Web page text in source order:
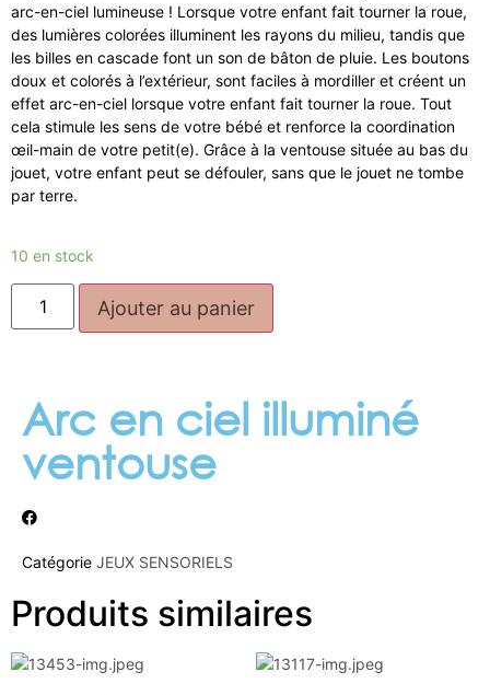
arc-en-ciel lumineuse ! Lorsque votre enfant fait tourner la roue,
des lumières colorées illuminent les rayons du milieu, tandis que
les billes en cascade font un son de bâton de pluie. Les boutons
doux et colorés à l’extérieur, sont faciles à mordiller et créent un
effet arc-en-ciel lorsque votre enfant fait tourner la roue. Tout
cela stimule les sens de votre bébé et renforce la coordination
œil-main de votre petit(e). Grâce à la ventouse située au bas du
jouet, votre enfant peut se défouler, sans que le jouet ne tombe
par terre.
10 en stock
Ajouter au panier
Arc en ciel illuminé
ventouse
Catégorie JEUX SENSORIELS
Produits similaires